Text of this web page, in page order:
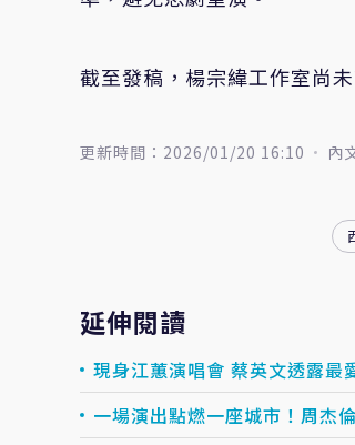
截至發稿，楊宗緯工作室尚
更新時間：2026/01/20 16:10 內
延伸閱讀
現身江蕙演唱會 蔡英文透露最
一場演出點燃一座城市！周杰